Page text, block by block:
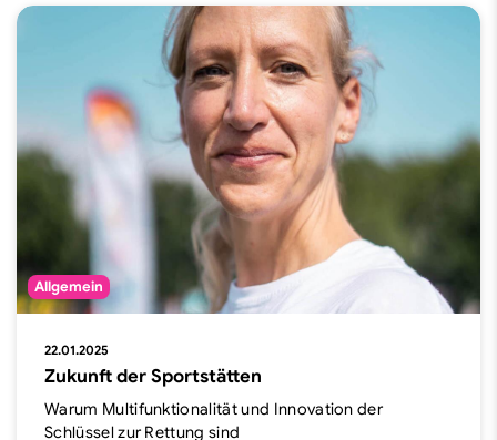
Allgemein
22.01.2025
Zukunft der Sportstätten
Warum Multifunktionalität und Innovation der
Schlüssel zur Rettung sind